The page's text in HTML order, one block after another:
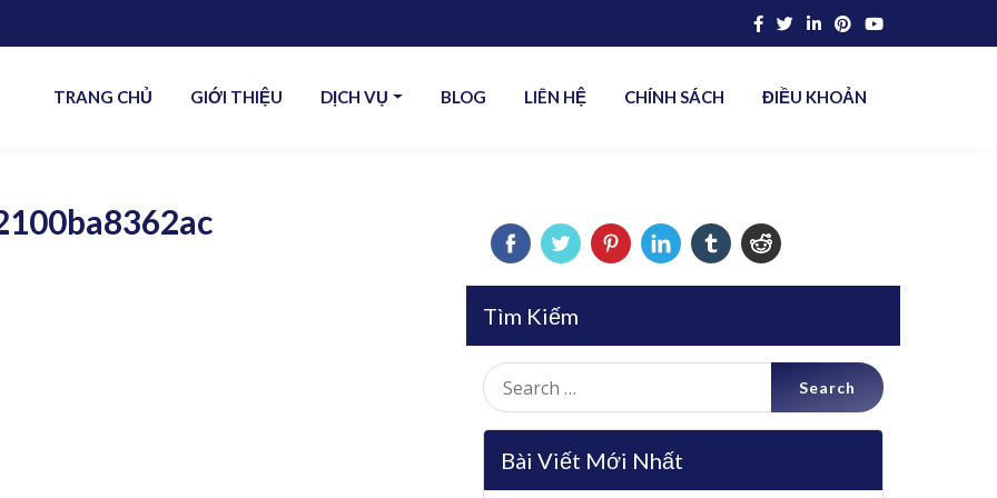
TRANG CHỦ GIỚI THIỆU DỊCH VỤ BLOG LIÊN HỆ CHÍNH SÁCH ĐIỀU KHOẢN
Tìm Kiếm
Search
for:
Bài Viết Mới Nhất